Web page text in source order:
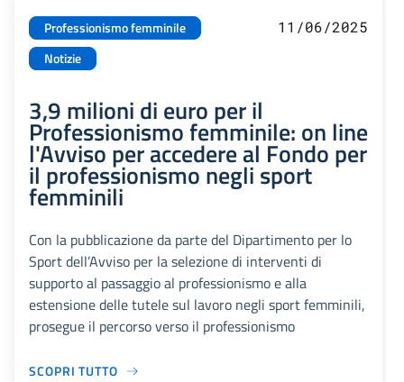
Professionismo femminile
Notizie
11/06/2025
3,9 milioni di euro per il
Professionismo femminile: on line
l'Avviso per accedere al Fondo per
il professionismo negli sport
femminili
Con la pubblicazione da parte del Dipartimento per lo
Sport dell’Avviso per la selezione di interventi di
supporto al passaggio al professionismo e alla
estensione delle tutele sul lavoro negli sport femminili,
prosegue il percorso verso il professionismo
SCOPRI TUTTO